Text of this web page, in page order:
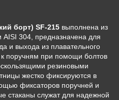
борт) SF-215выполнена из
304, предназначена для
и выхода из плавательного
поручням при помощи болтов
резиновыми
жестко фиксируются в
фиксаторов поручней и
стаканы служат для надежной